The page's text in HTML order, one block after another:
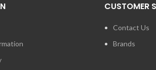
CUSTOMER
Contact Us
Brands